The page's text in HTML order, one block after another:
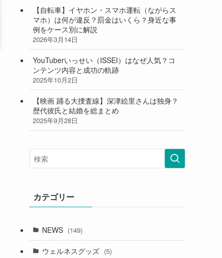
【自転車】イヤホン・スマホ運転（ながらス
マホ）は何が違反？罰金はいくら？身近な事
例をケース別に解説
2026年3月14日
YouTuberいっせい（ISSEI）はなぜ人気？コ
ンテンツ内容と成功の軌跡
2025年10月2日
【映画 踊る大捜査線】深津絵里さんは独身？
歴代彼氏と結婚を総まとめ
2025年9月28日
カテゴリー
NEWS (149)
ウェルネスグッズ (5)